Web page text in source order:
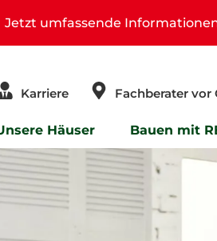
Jetzt umfassende
Karriere Fachberater vor
Häuser Bauen mit